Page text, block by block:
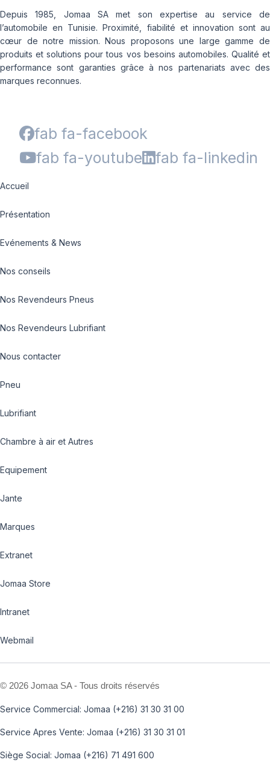
Depuis 1985, Jomaa SA met son expertise au service de
l’automobile en Tunisie. Proximité, fiabilité et innovation sont au
cœur de notre mission. Nous proposons une large gamme de
produits et solutions pour tous vos besoins automobiles. Qualité et
performance sont garanties grâce à nos partenariats avec des
marques reconnues.
fab fa-facebook
fab fa-youtube
fab fa-linkedin
Accueil
Présentation
Evénements & News
Nos conseils
Nos Revendeurs Pneus
Nos Revendeurs Lubrifiant
Nous contacter
Pneu
Lubrifiant
Chambre à air et Autres
Equipement
Jante
Marques
Extranet
Jomaa Store
Intranet
Webmail
© 2026 Jomaa SA - Tous droits réservés
Service Commercial: Jomaa (+216) 31 30 31 00
Service Apres Vente: Jomaa (+216) 31 30 31 01
Siège Social: Jomaa (+216) 71 491 600